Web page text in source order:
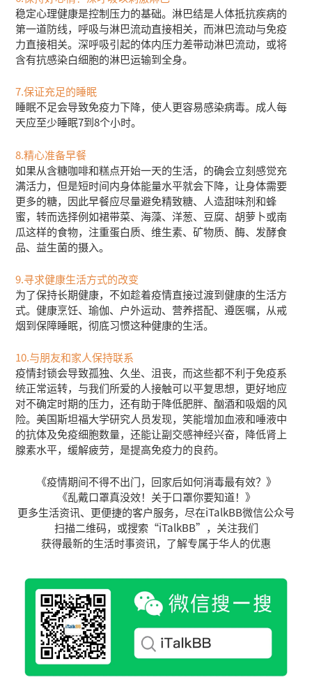
稳定心理健康是控制压力的基础。淋巴结是人体抵抗疾病的
第一道防线，呼吸与淋巴流动直接相关，而淋巴流动与免疫
力直接相关。深呼吸引起的体内压力差带动淋巴流动，或将
含有抗感染白细胞的淋巴运输到全身。
7.保证充足的睡眠
睡眠不足会导致免疫力下降，使人更容易感染病毒。成人每
天应至少睡眠7到8个小时。
8.精心准备早餐
如果从含糖咖啡和糕点开始一天的生活，的确会立刻感觉充
满活力，但是短时间内身体能量水平就会下降，让身体需要
更多的糖，因此早餐应尽量避免精致糖、人造甜味剂和蜂
蜜，转而选择例如裙带菜、海藻、洋葱、豆腐、胡萝卜或南
瓜这样的食物，注重蛋白质、维生素、矿物质、酶、发酵食
品、益生菌的摄入。
9.寻求健康生活方式的改变
为了保持长期健康，不如趁着疫情直接过渡到健康的生活方
式。健康烹饪、瑜伽、户外运动、营养搭配、遵医嘱，从戒
烟到保障睡眠，彻底习惯这种健康的生活。
10.与朋友和家人保持联系
疫情封锁会导致孤独、久坐、沮丧，而这些都不利于免疫系
统正常运转，与我们所爱的人接触可以平复思想，更好地应
对不确定时期的压力，还有助于降低肥胖、酗酒和吸烟的风
险。美国斯坦福大学研究人员发现，笑能增加血液和唾液中
的抗体及免疫细胞数量，还能让副交感神经兴奋，降低肾上
腺素水平，缓解疲劳，是提高免疫力的良药。
《疫情期间不得不出门，回家后如何消毒最有效？》
《乱戴口罩真没效！关于口罩你要知道！》
更多生活资讯、更便捷的客户服务，尽在iTalkBB微信公众号
扫描二维码，或搜索“iTalkBB”，关注我们
获得最新的生活时事资讯，了解专属于华人的优惠